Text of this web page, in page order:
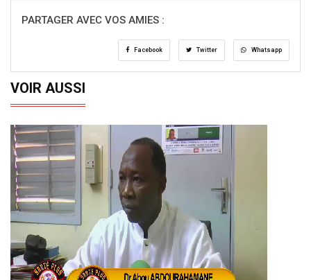
PARTAGER AVEC VOS AMIES :
Facebook Twitter Whatsapp
VOIR AUSSI